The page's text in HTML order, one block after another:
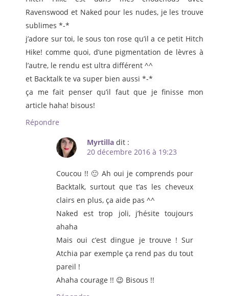
Ravenswood et Naked pour les nudes, je les trouve
sublimes *-*
j’adore sur toi, le sous ton rose qu’il a ce petit Hitch
Hike! comme quoi, d’une pigmentation de lèvres à
l’autre, le rendu est ultra différent ^^
et Backtalk te va super bien aussi *-*
ça me fait penser qu’il faut que je finisse mon
article haha! bisous!
Répondre
Myrtilla dit :
20 décembre 2016 à 19:23
Coucou !! 🙂 Ah oui je comprends pour
Backtalk, surtout que t’as les cheveux
clairs en plus, ça aide pas ^^
Naked est trop joli, j’hésite toujours
ahaha
Mais oui c’est dingue je trouve ! Sur
Atchia par exemple ça rend pas du tout
pareil !
Ahaha courage !! 😉 Bisous !!